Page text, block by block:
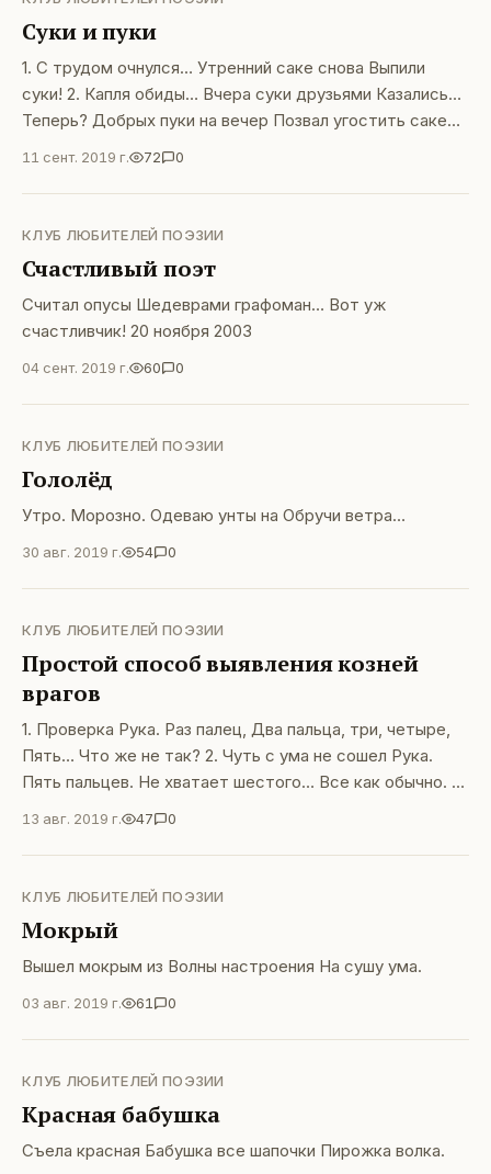
Суки и пуки
1. С трудом очнулся… Утренний саке снова Выпили
суки! 2. Капля обиды… Вчера суки друзьями Казались…
Теперь? Добрых пуки на вечер Позвал угостить саке…
11 сент. 2019 г. 72 0
КЛУБ ЛЮБИТЕЛЕЙ ПОЭЗИИ
Счастливый поэт
Считал опусы Шедеврами графоман… Вот уж
счастливчик! 20 ноября 2003
04 сент. 2019 г. 60 0
КЛУБ ЛЮБИТЕЛЕЙ ПОЭЗИИ
Гололёд
Утро. Морозно. Одеваю унты на Обручи ветра…
30 авг. 2019 г. 54 0
КЛУБ ЛЮБИТЕЛЕЙ ПОЭЗИИ
Простой способ выявления козней
врагов
1. Проверка Рука. Раз палец, Два пальца, три, четыре,
Пять… Что же не так? 2. Чуть с ума не сошел Рука.
Пять пальцев. Не хватает шестого… Все как обычно. 3.
Наконец-то все ясно! Рука. Шесть пальцев. Не хватает
13 авг. 2019 г. 47 0
КЛУБ ЛЮБИТЕЛЕЙ ПОЭЗИИ
Мокрый
Вышел мокрым из Волны настроения На сушу ума.
03 авг. 2019 г. 61 0
КЛУБ ЛЮБИТЕЛЕЙ ПОЭЗИИ
Красная бабушка
Съела красная Бабушка все шапочки Пирожка волка.